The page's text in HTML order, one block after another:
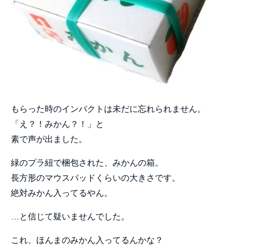
もらった時のインパクトは未だに忘れられません。
「え？！みかん？！」と
素で声が出ました。
緑のプラ紐で梱包された、みかんの箱。
長方形のマウスパッドくらいの大きさです。
絶対みかん入ってるやん。
…と信じて疑いませんでした。
これ、ほんまのみかん入ってるんかな？